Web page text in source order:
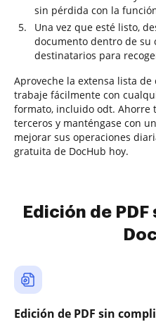
sin pérdida con la
Una vez que esté listo,
documento dentro de su
destinatarios para
Aproveche la extensa lista
trabaje fácilmente con
formato, incluido odt.
terceros y manténgase con
mejorar sus operaciones
gratuita de DocHub hoy.
Edición de
Edición de PDF sin